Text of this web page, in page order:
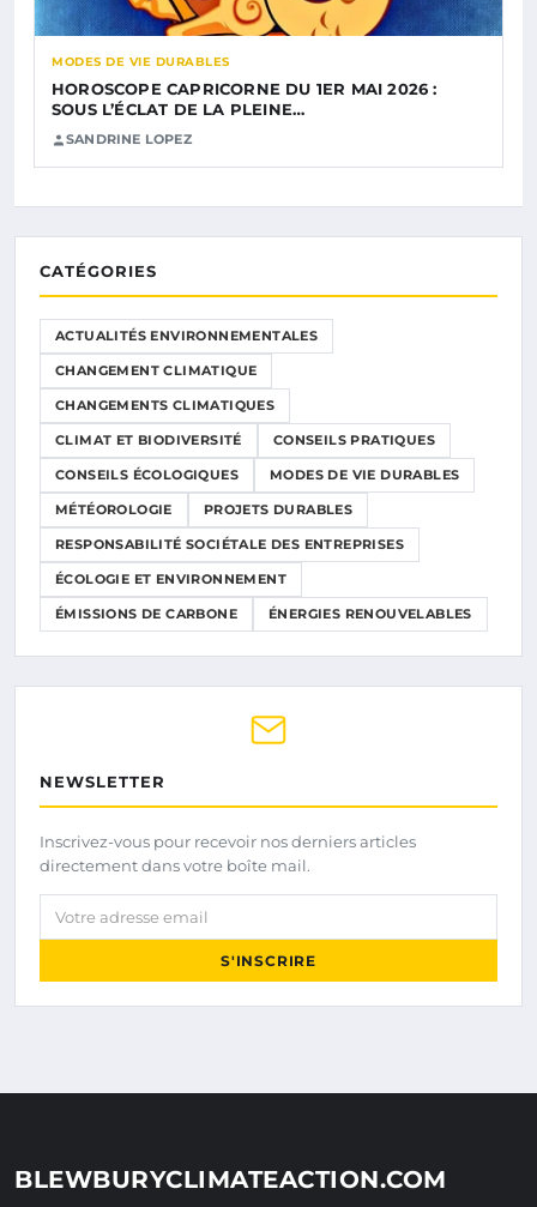
MODES DE VIE DURABLES
HOROSCOPE CAPRICORNE DU 1ER MAI 2026 :
SOUS L’ÉCLAT DE LA PLEINE…
SANDRINE LOPEZ
CATÉGORIES
ACTUALITÉS ENVIRONNEMENTALES
CHANGEMENT CLIMATIQUE
CHANGEMENTS CLIMATIQUES
CLIMAT ET BIODIVERSITÉ CONSEILS PRATIQUES
CONSEILS ÉCOLOGIQUES MODES DE VIE DURABLES
MÉTÉOROLOGIE PROJETS DURABLES
RESPONSABILITÉ SOCIÉTALE DES ENTREPRISES
ÉCOLOGIE ET ENVIRONNEMENT
ÉMISSIONS DE CARBONE ÉNERGIES RENOUVELABLES
NEWSLETTER
Inscrivez-vous pour recevoir nos derniers articles
directement dans votre boîte mail.
Votre adresse email
S'INSCRIRE
BLEWBURYCLIMATEACTION.COM